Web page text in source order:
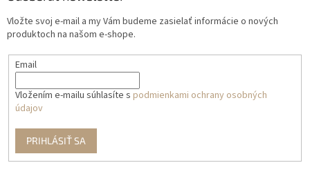
Vložte svoj e-mail a my Vám budeme zasielať informácie o nových
produktoch na našom e-shope.
Email
Vložením e-mailu súhlasíte s podmienkami ochrany osobných
údajov
PRIHLÁSIŤ SA